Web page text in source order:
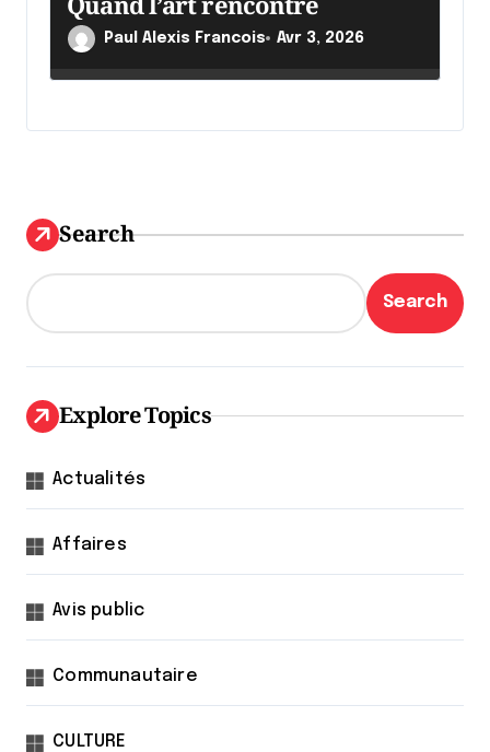
Paul Alexis Francois Avr 3, 2026
Search
Search
Explore Topics
Actualités
Affaires
Avis public
Communautaire
CULTURE